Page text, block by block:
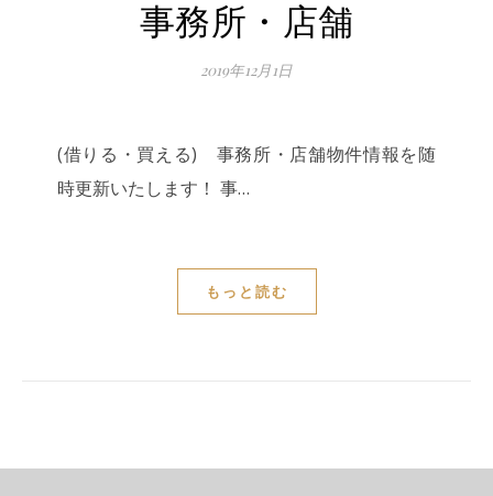
事務所・店舗
2019年12月1日
(借りる・買える) 事務所・店舗物件情報を随
時更新いたします！ 事…
もっと読む